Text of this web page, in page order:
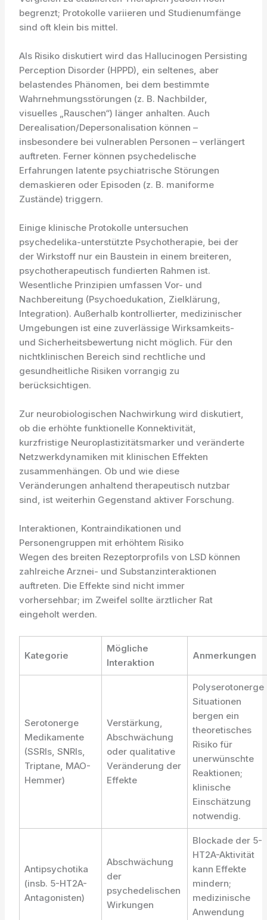
begrenzt; Protokolle variieren und Studienumfänge
sind oft klein bis mittel.
Als Risiko diskutiert wird das Hallucinogen Persisting
Perception Disorder (HPPD), ein seltenes, aber
belastendes Phänomen, bei dem bestimmte
Wahrnehmungsstörungen (z. B. Nachbilder,
visuelles „Rauschen“) länger anhalten. Auch
Derealisation/Depersonalisation können –
insbesondere bei vulnerablen Personen – verlängert
auftreten. Ferner können psychedelische
Erfahrungen latente psychiatrische Störungen
demaskieren oder Episoden (z. B. maniforme
Zustände) triggern.
Einige klinische Protokolle untersuchen
psychedelika-unterstützte Psychotherapie, bei der
der Wirkstoff nur ein Baustein in einem breiteren,
psychotherapeutisch fundierten Rahmen ist.
Wesentliche Prinzipien umfassen Vor- und
Nachbereitung (Psychoedukation, Zielklärung,
Integration). Außerhalb kontrollierter, medizinischer
Umgebungen ist eine zuverlässige Wirksamkeits-
und Sicherheitsbewertung nicht möglich. Für den
nichtklinischen Bereich sind rechtliche und
gesundheitliche Risiken vorrangig zu
berücksichtigen.
Zur neurobiologischen Nachwirkung wird diskutiert,
ob die erhöhte funktionelle Konnektivität,
kurzfristige Neuroplastizitätsmarker und veränderte
Netzwerkdynamiken mit klinischen Effekten
zusammenhängen. Ob und wie diese
Veränderungen anhaltend therapeutisch nutzbar
sind, ist weiterhin Gegenstand aktiver Forschung.
Interaktionen, Kontraindikationen und
Personengruppen mit erhöhtem Risiko
Wegen des breiten Rezeptorprofils von LSD können
zahlreiche Arznei- und Substanzinteraktionen
auftreten. Die Effekte sind nicht immer
vorhersehbar; im Zweifel sollte ärztlicher Rat
eingeholt werden.
Kategorie
Mögliche
Interaktion
Anmerkungen
Serotonerge
Medikamente
(SSRIs, SNRIs,
Triptane, MAO-
Hemmer)
Verstärkung,
Abschwächung
oder qualitative
Veränderung der
Effekte
Polyserotonerge
Situationen
bergen ein
theoretisches
Risiko für
unerwünschte
Reaktionen;
klinische
Einschätzung
notwendig.
Antipsychotika
(insb. 5-HT2A-
Antagonisten)
Abschwächung
der
psychedelischen
Wirkungen
Blockade der 5-
HT2A-Aktivität
kann Effekte
mindern;
medizinische
Anwendung